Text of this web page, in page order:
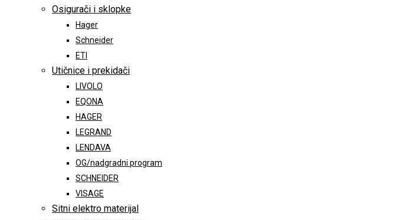
Osigurači i sklopke
Hager
Schneider
ETI
Utičnice i prekidači
LIVOLO
EQONA
HAGER
LEGRAND
LENDAVA
OG/nadgradni program
SCHNEIDER
VISAGE
Sitni elektro materijal